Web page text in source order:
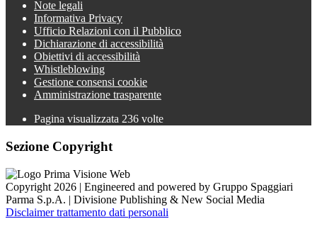
Note legali
Informativa Privacy
Ufficio Relazioni con il Pubblico
Dichiarazione di accessibilità
Obiettivi di accessibilità
Whistleblowing
Gestione consensi cookie
Amministrazione trasparente
Pagina visualizzata 236 volte
Sezione Copyright
Copyright 2026 | Engineered and powered by Gruppo Spaggiari
Parma S.p.A. | Divisione Publishing & New Social Media
Disclaimer trattamento dati personali